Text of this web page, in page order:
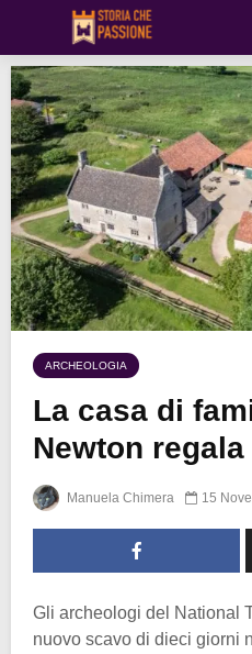
ARCHEOLOGIA
La casa di
Newton
Manuela Chimera 15
Gli archeologi del National
nuovo scavo di dieci giorni